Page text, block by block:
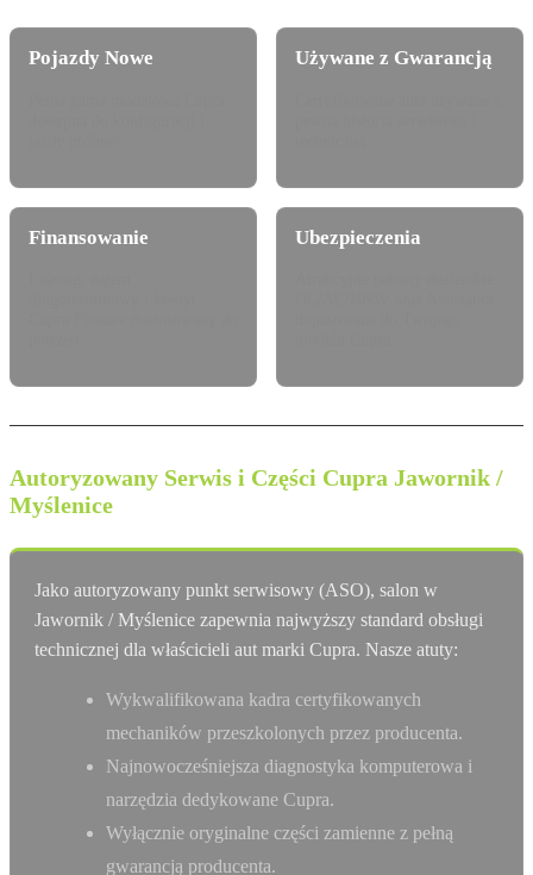
Pojazdy Nowe Używane z Gwarancją
Finansowanie Ubezpieczenia
Autoryzowany Serwis i Części Cupra Jawornik /
Myślenice
Jako autoryzowany punkt serwisowy (ASO), salon w
Jawornik / Myślenice zapewnia najwyższy standard obsługi
technicznej dla właścicieli aut marki Cupra. Nasze atuty:
Wykwalifikowana kadra certyfikowanych
mechaników przeszkolonych przez producenta.
Najnowocześniejsza diagnostyka komputerowa i
narzędzia dedykowane Cupra.
Wyłącznie oryginalne części zamienne z pełną
gwarancją producenta.